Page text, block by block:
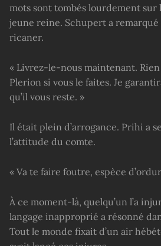
mots sont tombés lourdement sur
jeune reine. Schupert a remarqué
ricaner.
« Livrez-le-nous maintenant. Rien
Plerion si vous le faites. Je
qu’il vous reste. »
Il était plein d’arrogance. Prihi a
l’attitude du comte.
« Va te faire foutre, espèce
À ce moment-là, quelqu’un l’a
langage inapproprié a résonné
Tout le monde fixait d’un air